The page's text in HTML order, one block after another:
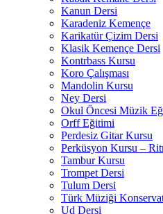
Kanun Dersi
Karadeniz Kemençe
Karikatür Çizim Dersi
Klasik Kemençe Dersi
Kontrbass Kursu
Koro Çalışması
Mandolin Kursu
Ney Dersi
Okul Öncesi Müzik
Orff Eğitimi
Perdesiz Gitar Kursu
Perküsyon Kursu –
Tambur Kursu
Trompet Dersi
Tulum Dersi
Türk Müziği
Ud Dersi